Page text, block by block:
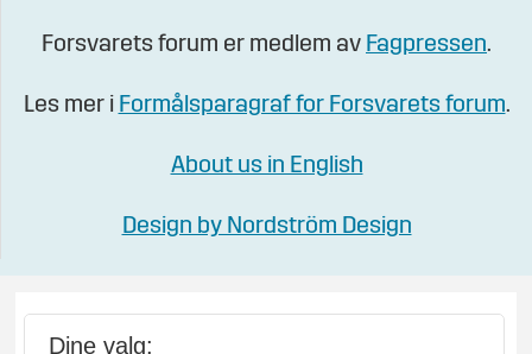
Forsvarets forum er medlem av Fagpressen.
Les mer i Formålsparagraf for Forsvarets forum.
About us in English
Design by Nordström Design
Dine valg: